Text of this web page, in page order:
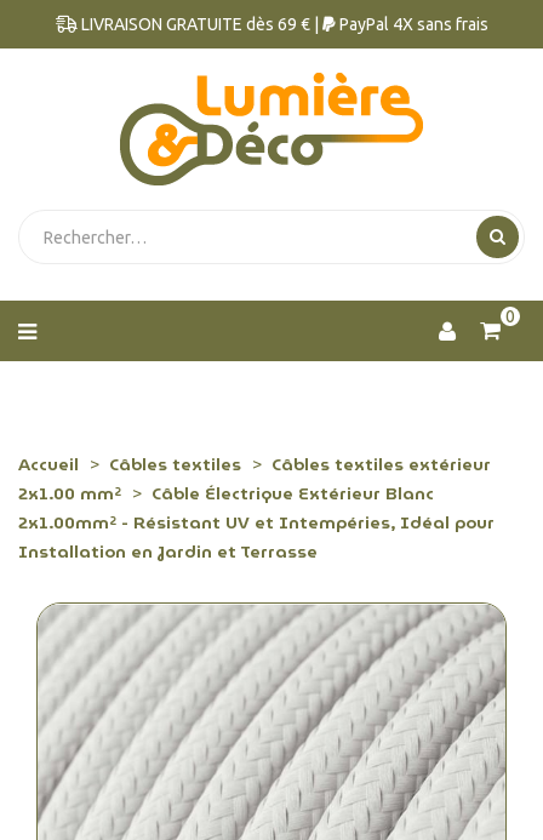
LIVRAISON GRATUITE dès 69 € | PayPal 4X sans frais
0
Accueil Câbles textiles
Câbles textiles extérieur
2x1.00 mm²
Câble Électrique Extérieur Blanc
2x1.00mm² - Résistant UV et Intempéries, Idéal pour
Installation en Jardin et Terrasse